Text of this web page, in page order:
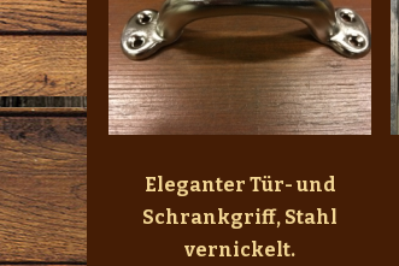
Eleganter Tür- und
Schrankgriff, Stahl
vernickelt.